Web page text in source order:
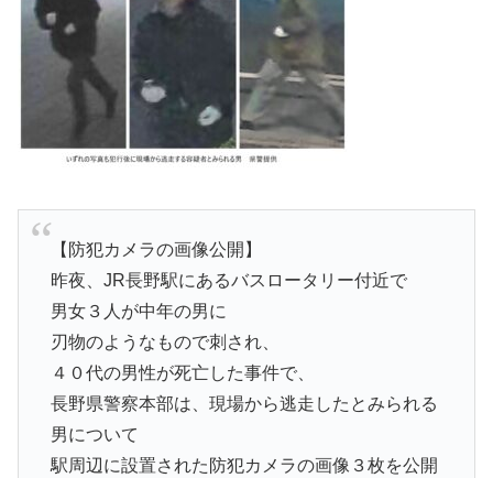
【防犯カメラの画像公開】
昨夜、JR長野駅にあるバスロータリー付近で
男女３人が中年の男に
刃物のようなもので刺され、
４０代の男性が死亡した事件で、
長野県警察本部は、現場から逃走したとみられる
男について
駅周辺に設置された防犯カメラの画像３枚を公開